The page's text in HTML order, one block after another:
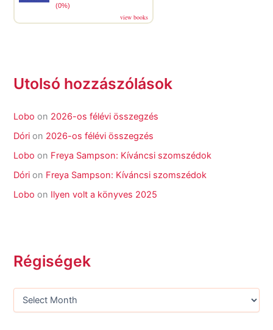
(0%)
view books
Utolsó hozzászólások
Lobo on 2026-os félévi összegzés
Dóri on 2026-os félévi összegzés
Lobo on Freya Sampson: Kíváncsi szomszédok
Dóri on Freya Sampson: Kíváncsi szomszédok
Lobo on Ilyen volt a könyves 2025
Régiségek